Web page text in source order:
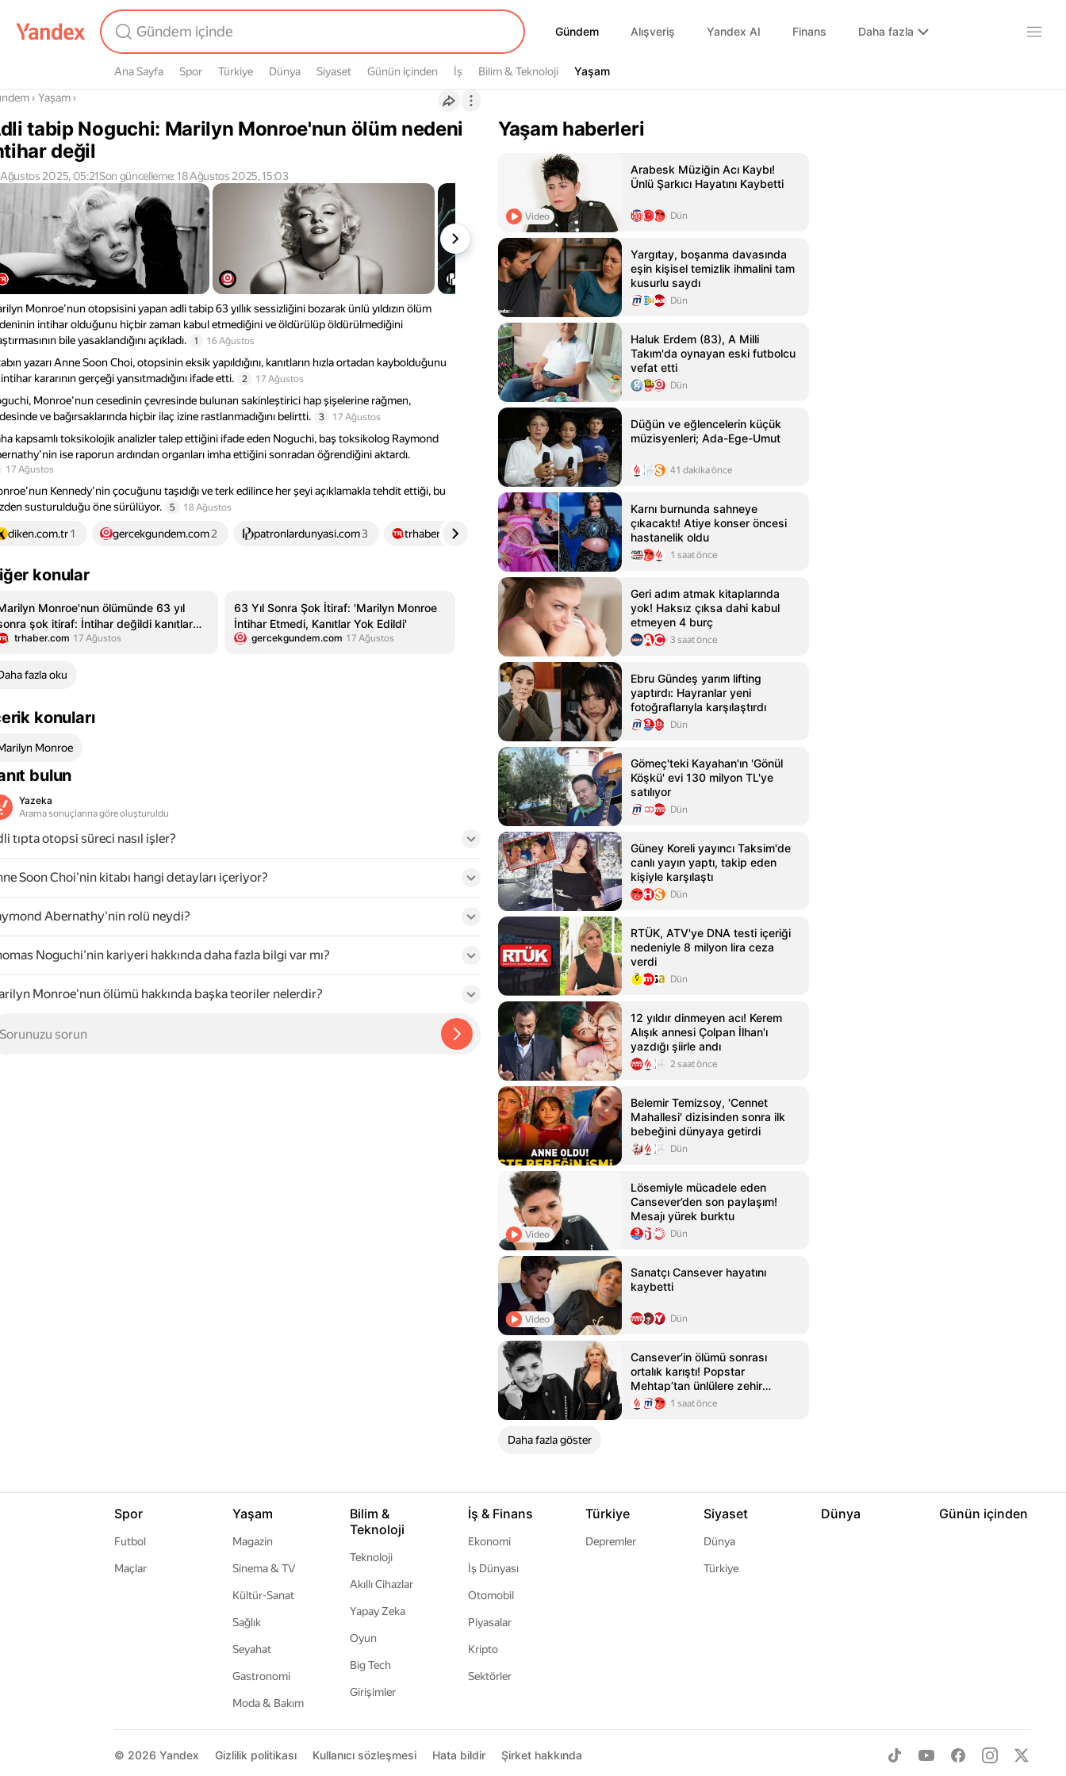
Gündem
Gündem Alışveriş Yandex AI Finans Daha fazla
Ana Sayfa Spor Türkiye Dünya Siyaset Günün içinden İş Bilim & Teknoloji Yaşam
Yaşam
› Yaşam ›
tabip Noguchi: Marilyn Monroe'nun ölüm nedeni
değil
2025, 05:21Son güncelleme: 18 Ağustos 2025, 15:03
Monroe’nun otopsisini yapan adli tabip 63 yıllık sessizliğini bozarak ünlü yıldızın ölüm
intihar olduğunu hiçbir zaman kabul etmediğini ve öldürülüp öldürülmediğini
bile yasaklandığını açıkladı.
1 16 Ağustos
yazarı Anne Soon Choi, otopsinin eksik yapıldığını, kanıtların hızla ortadan kaybolduğunu
kararının gerçeği yansıtmadığını ifade etti.
2 17 Ağustos
Monroe’nun cesedinin çevresinde bulunan sakinleştirici hap şişelerine rağmen,
ve bağırsaklarında hiçbir ilaç izine rastlanmadığını belirtti.
3 17 Ağustos
kapsamlı toksikolojik analizler talep ettiğini ifade eden Noguchi, baş toksikolog Raymond
ise raporun ardından organları imha ettiğini sonradan öğrendiğini aktardı.
17 Ağustos
Kennedy'nin çocuğunu taşıdığı ve terk edilince her şeyi açıklamakla tehdit ettiği, bu
susturulduğu öne sürülüyor.
5 18 Ağustos
diken.com.tr1 gercekgundem.com2 patronlardunyasi.com3 trhaber.com aksam.com.tr5
konular
Monroe'nun ölümünde 63 yıl
şok itiraf: İntihar değildi kanıtlar
edildi - TRHaber
trhaber.com 17 Ağustos
63 Yıl Sonra Şok İtiraf: 'Marilyn Monroe
İntihar Etmedi, Kanıtlar Yok Edildi'
gercekgundem.com 17 Ağustos
fazla oku
konuları
Monroe
bulun
Yazeka
Arama sonuçlarına göre oluşturuldu
tıpta otopsi süreci nasıl işler?
Soon Choi'nin kitabı hangi detayları içeriyor?
Abernathy'nin rolü neydi?
Noguchi'nin kariyeri hakkında daha fazla bilgi var mı?
Monroe'nun ölümü hakkında başka teoriler nelerdir?
Yaşam haberleri
Video
Arabesk Müziğin Acı Kaybı!
Ünlü Şarkıcı Hayatını Kaybetti
Dün
Yargıtay, boşanma davasında
eşin kişisel temizlik ihmalini tam
kusurlu saydı
Dün
Haluk Erdem (83), A Milli
Takım'da oynayan eski futbolcu
vefat etti
Dün
Düğün ve eğlencelerin küçük
müzisyenleri; Ada-Ege-Umut
41 dakika önce
Karnı burnunda sahneye
çıkacaktı! Atiye konser öncesi
hastanelik oldu
1 saat önce
Geri adım atmak kitaplarında
yok! Haksız çıksa dahi kabul
etmeyen 4 burç
3 saat önce
Ebru Gündeş yarım lifting
yaptırdı: Hayranlar yeni
fotoğraflarıyla karşılaştırdı
Dün
Gömeç'teki Kayahan'ın 'Gönül
Köşkü' evi 130 milyon TL'ye
satılıyor
Dün
Güney Koreli yayıncı Taksim'de
canlı yayın yaptı, takip eden
kişiyle karşılaştı
Dün
RTÜK, ATV'ye DNA testi içeriği
nedeniyle 8 milyon lira ceza
verdi
Dün
12 yıldır dinmeyen acı! Kerem
Alışık annesi Çolpan İlhan'ı
yazdığı şiirle andı
2 saat önce
Belemir Temizsoy, 'Cennet
Mahallesi' dizisinden sonra ilk
bebeğini dünyaya getirdi
Dün
Video
Lösemiyle mücadele eden
Cansever’den son paylaşım!
Mesajı yürek burktu
Dün
Video
Sanatçı Cansever hayatını
kaybetti
Dün
Cansever’in ölümü sonrası
ortalık karıştı! Popstar
Mehtap’tan ünlülere zehir
zemberek sözler
1 saat önce
Daha fazla göster
Spor
Futbol
Maçlar
Yaşam
Magazin
Sinema & TV
Kültür-Sanat
Sağlık
Seyahat
Gastronomi
Moda & Bakım
Bilim &
Teknoloji
Teknoloji
Akıllı Cihazlar
Yapay Zeka
Oyun
Big Tech
Girişimler
İş & Finans
Ekonomi
İş Dünyası
Otomobil
Piyasalar
Kripto
Sektörler
Türkiye
Depremler
Siyaset
Dünya
Türkiye
Dünya Günün içinden
© 2026 Yandex Gizlilik politikası Kullanıcı sözleşmesi Hata bildir Şirket hakkında